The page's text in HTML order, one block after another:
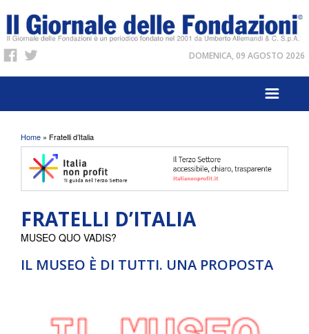
DOMENICA, 09 AGOSTO 2026
Tu sei qui
Home » Fratelli d’Italia
FRATELLI D’ITALIA
IL MUSEO È DI TUTTI. UNA PROPOSTA
MUSEO QUO VADIS?